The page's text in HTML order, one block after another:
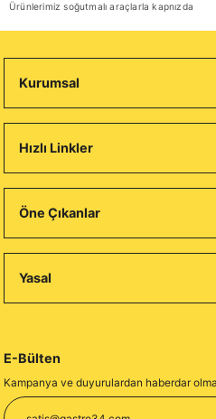
Ürünlerimiz soğutmalı araçlarla kapnızda
Kurumsal
Hızlı Linkler
Öne Çıkanlar
Yasal
E-Bülten
Kampanya ve duyurulardan haberdar